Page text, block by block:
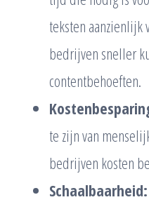
teksten aanzienlijk
bedrijven sneller
contentbehoeften.
te zijn van
bedrijven kosten
Schaalbaarheid: